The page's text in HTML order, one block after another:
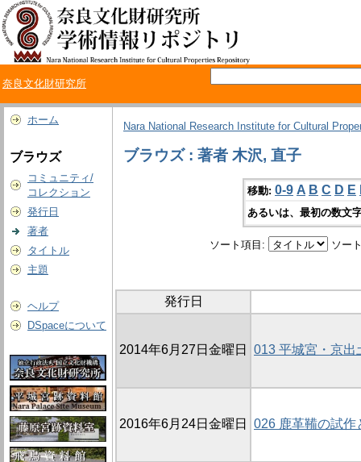
奈良文化財研究所
ホーム
ブラウズ
コミュニティ/
コレクション
発行日
著者
タイトル
主題
ヘルプ
DSpaceについて
Nara National Research Institute for Cultural
ブラウズ : 著者 木沢, 直子
移動: 0-9 A B C D E
あるいは、最初の数文
ソート項目: ソー
発行日
2014年6月27日金曜日 013 平城宮・京出
2016年6月24日金曜日 026 鹿革鞴の試作